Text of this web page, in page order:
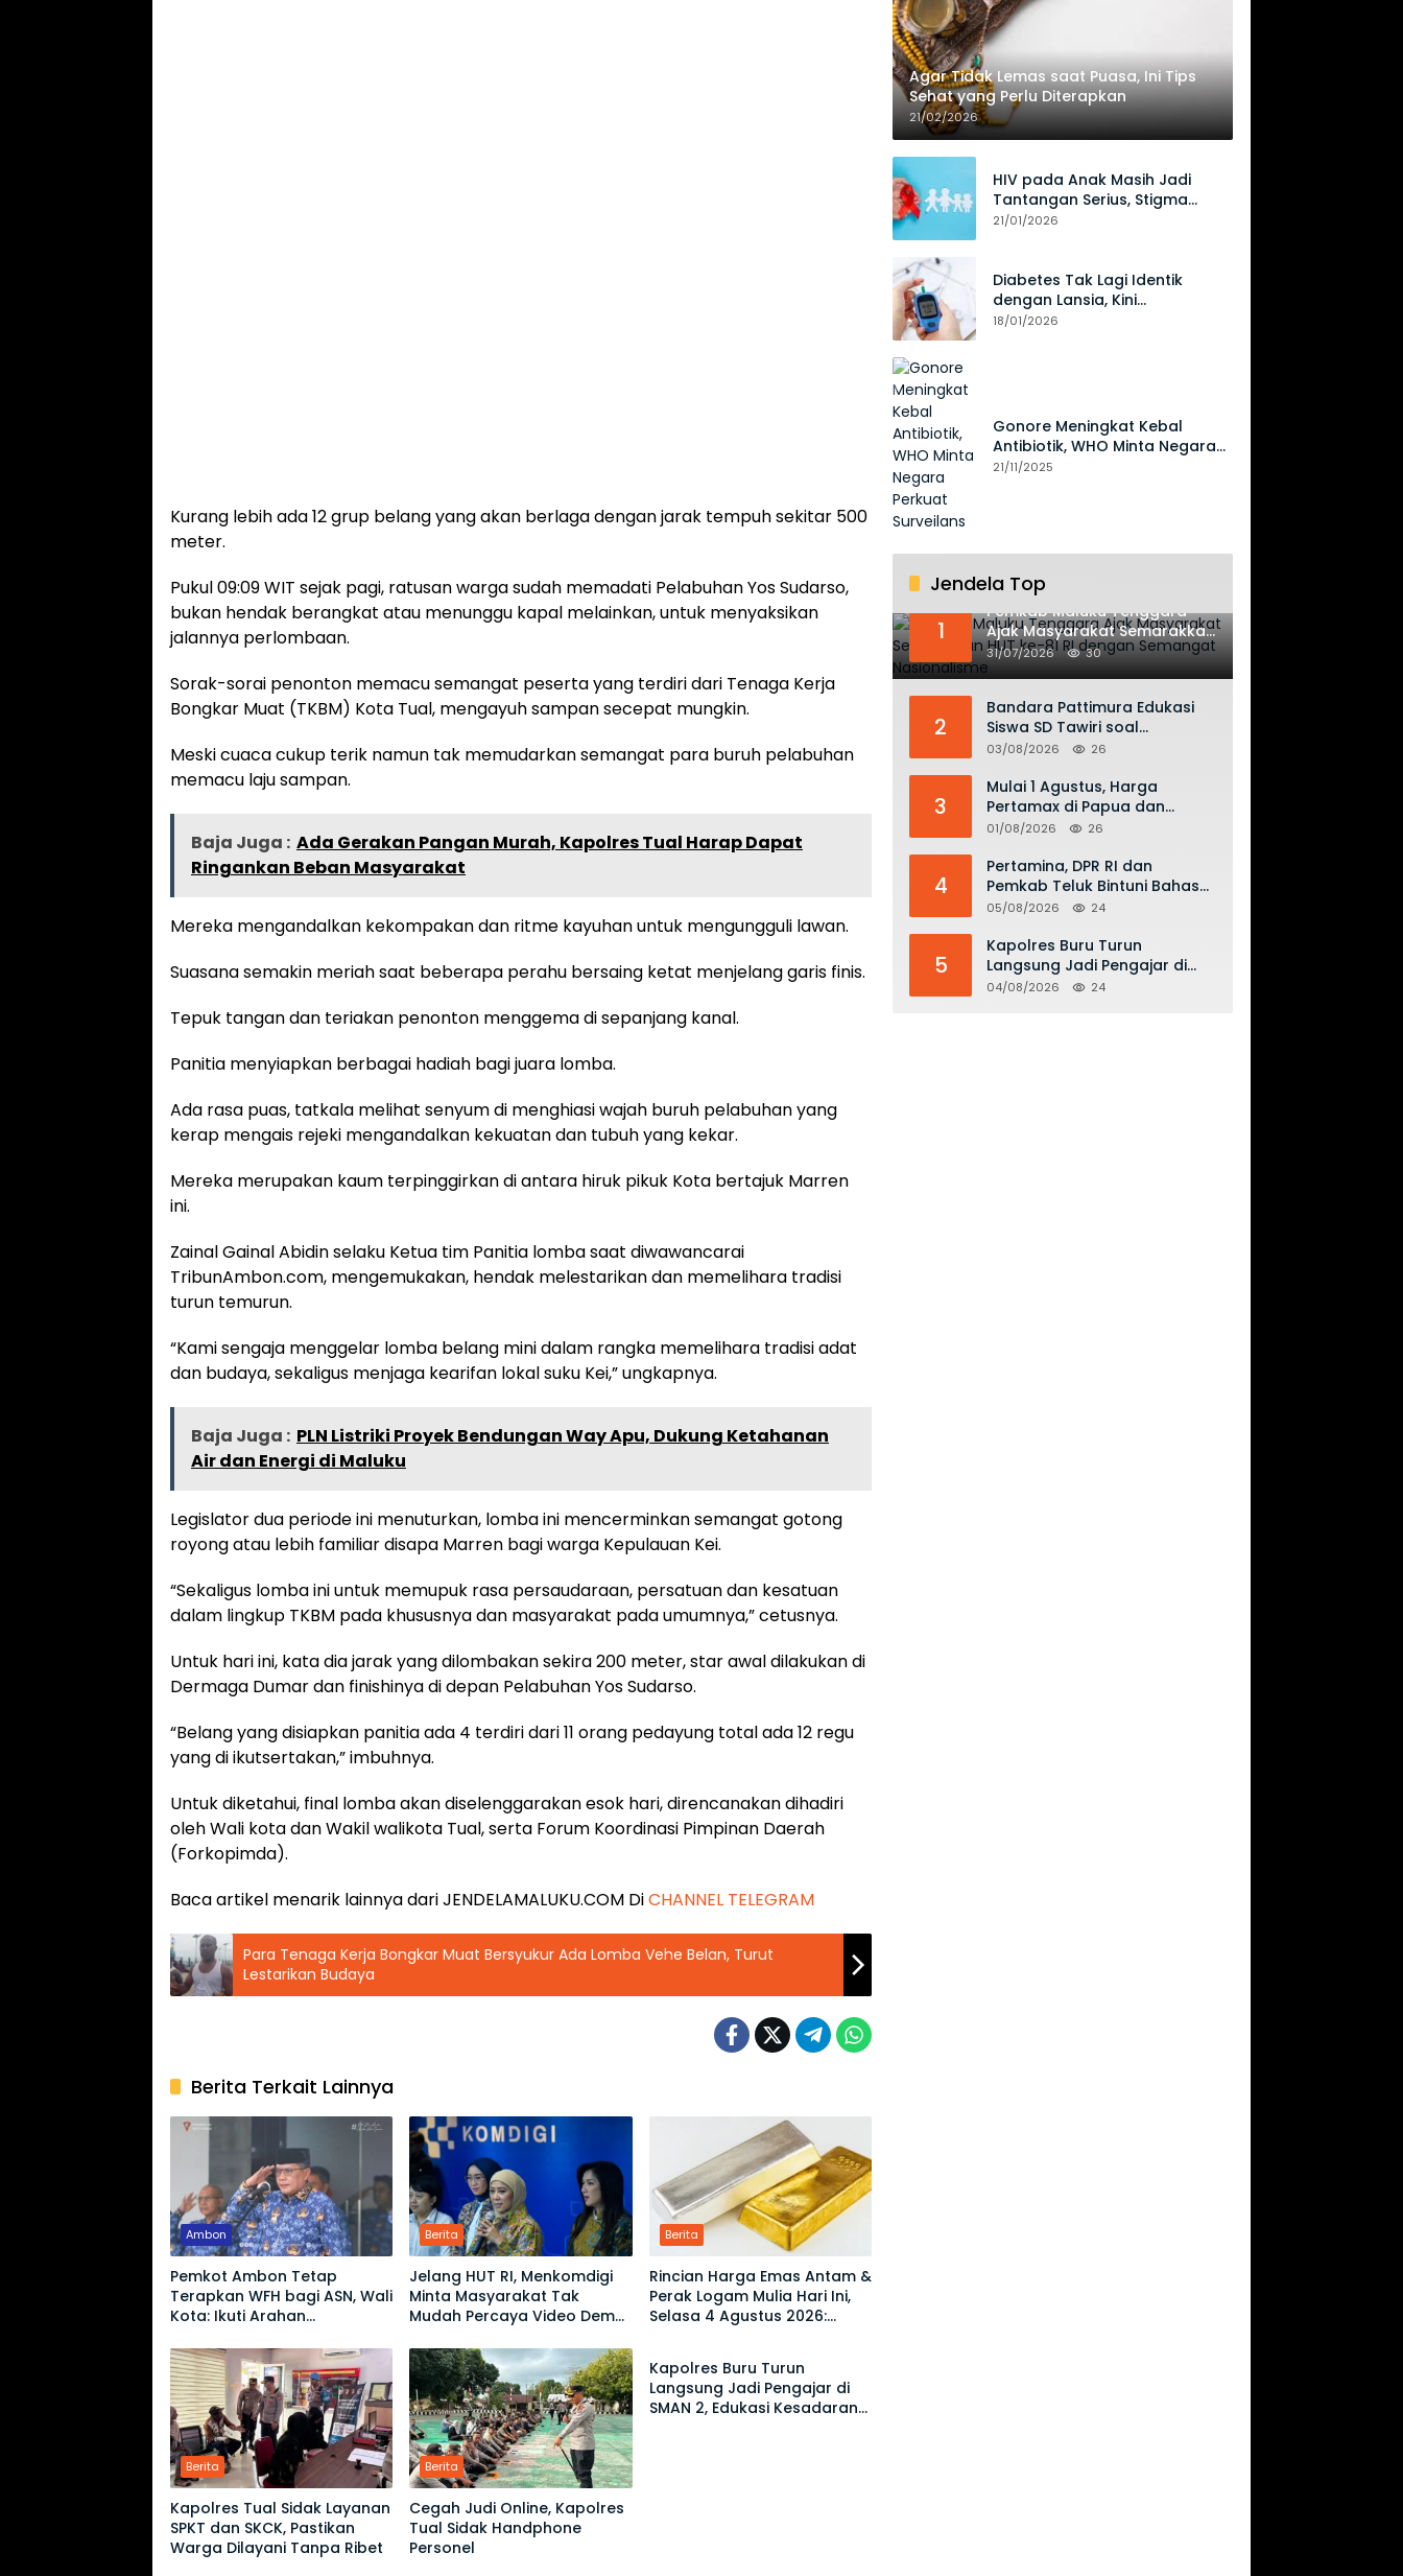
Kurang lebih ada 12 grup belang yang akan berlaga dengan jarak tempuh sekitar 500
meter.
Pukul 09:09 WIT sejak pagi, ratusan warga sudah memadati Pelabuhan Yos Sudarso,
bukan hendak berangkat atau menunggu kapal melainkan, untuk menyaksikan
jalannya perlombaan.
Sorak-sorai penonton memacu semangat peserta yang terdiri dari Tenaga Kerja
Bongkar Muat (TKBM) Kota Tual, mengayuh sampan secepat mungkin.
Meski cuaca cukup terik namun tak memudarkan semangat para buruh pelabuhan
memacu laju sampan.
Baja Juga : Ada Gerakan Pangan Murah, Kapolres Tual Harap Dapat
Ringankan Beban Masyarakat
Mereka mengandalkan kekompakan dan ritme kayuhan untuk mengungguli lawan.
Suasana semakin meriah saat beberapa perahu bersaing ketat menjelang garis finis.
Tepuk tangan dan teriakan penonton menggema di sepanjang kanal.
Panitia menyiapkan berbagai hadiah bagi juara lomba.
Ada rasa puas, tatkala melihat senyum di menghiasi wajah buruh pelabuhan yang
kerap mengais rejeki mengandalkan kekuatan dan tubuh yang kekar.
Mereka merupakan kaum terpinggirkan di antara hiruk pikuk Kota bertajuk Marren
ini.
Zainal Gainal Abidin selaku Ketua tim Panitia lomba saat diwawancarai
TribunAmbon.com, mengemukakan, hendak melestarikan dan memelihara tradisi
turun temurun.
“Kami sengaja menggelar lomba belang mini dalam rangka memelihara tradisi adat
dan budaya, sekaligus menjaga kearifan lokal suku Kei,” ungkapnya.
Baja Juga : PLN Listriki Proyek Bendungan Way Apu, Dukung Ketahanan
Air dan Energi di Maluku
Legislator dua periode ini menuturkan, lomba ini mencerminkan semangat gotong
royong atau lebih familiar disapa Marren bagi warga Kepulauan Kei.
“Sekaligus lomba ini untuk memupuk rasa persaudaraan, persatuan dan kesatuan
dalam lingkup TKBM pada khususnya dan masyarakat pada umumnya,” cetusnya.
Untuk hari ini, kata dia jarak yang dilombakan sekira 200 meter, star awal dilakukan di
Dermaga Dumar dan finishinya di depan Pelabuhan Yos Sudarso.
“Belang yang disiapkan panitia ada 4 terdiri dari 11 orang pedayung total ada 12 regu
yang di ikutsertakan,” imbuhnya.
Untuk diketahui, final lomba akan diselenggarakan esok hari, direncanakan dihadiri
oleh Wali kota dan Wakil walikota Tual, serta Forum Koordinasi Pimpinan Daerah
(Forkopimda).
Baca artikel menarik lainnya dari JENDELAMALUKU.COM DiCHANNEL TELEGRAM
Para Tenaga Kerja Bongkar Muat Bersyukur Ada Lomba Vehe Belan, Turut
Lestarikan Budaya
Berita Terkait Lainnya
Ambon
Pemkot Ambon Tetap
Terapkan WFH bagi ASN, Wali
Kota: Ikuti Arahan
Berita
Jelang HUT RI, Menkomdigi
Minta Masyarakat Tak
Mudah Percaya Video Demo
Berita
Rincian Harga Emas Antam &
Perak Logam Mulia Hari Ini,
Selasa 4 Agustus 2026:
Berita
Kapolres Tual Sidak Layanan
SPKT dan SKCK, Pastikan
Warga Dilayani Tanpa Ribet
Berita
Cegah Judi Online, Kapolres
Tual Sidak Handphone
Personel
Berita
Kapolres Buru Turun
Langsung Jadi Pengajar di
SMAN 2, Edukasi Kesadaran
Agar Tidak Lemas saat Puasa, Ini Tips
Sehat yang Perlu Diterapkan
21/02/2026
HIV pada Anak Masih Jadi
Tantangan Serius, Stigma
Hambat Akses Perawatan
21/01/2026
Diabetes Tak Lagi Identik
dengan Lansia, Kini
Mengancam Generasi Muda
18/01/2026
Gonore Meningkat Kebal
Antibiotik, WHO Minta Negara
Perkuat Surveilans
21/11/2025
Jendela Top
1
Pemkab Maluku Tenggara
Ajak Masyarakat Semarakkan
HUT ke-81 RI dengan
Semangat Nasionalisme
31/07/2026 30
2
Bandara Pattimura Edukasi
Siswa SD Tawiri soal
Keselamatan Penerbangan
layang di KKOP
03/08/2026 26
3
Mulai 1 Agustus, Harga
Pertamax di Papua dan
Maluku Turun Jadi Rp16.300
01/08/2026 26
4
Pertamina, DPR RI dan
Pemkab Teluk Bintuni Bahas
Penguatan Distribusi BBM dan
05/08/2026 24
5
Kapolres Buru Turun
Langsung Jadi Pengajar di
SMAN 2, Edukasi Kesadaran
04/08/2026 24